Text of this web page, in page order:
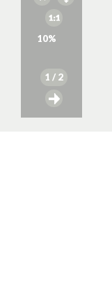
10%
1 / 2